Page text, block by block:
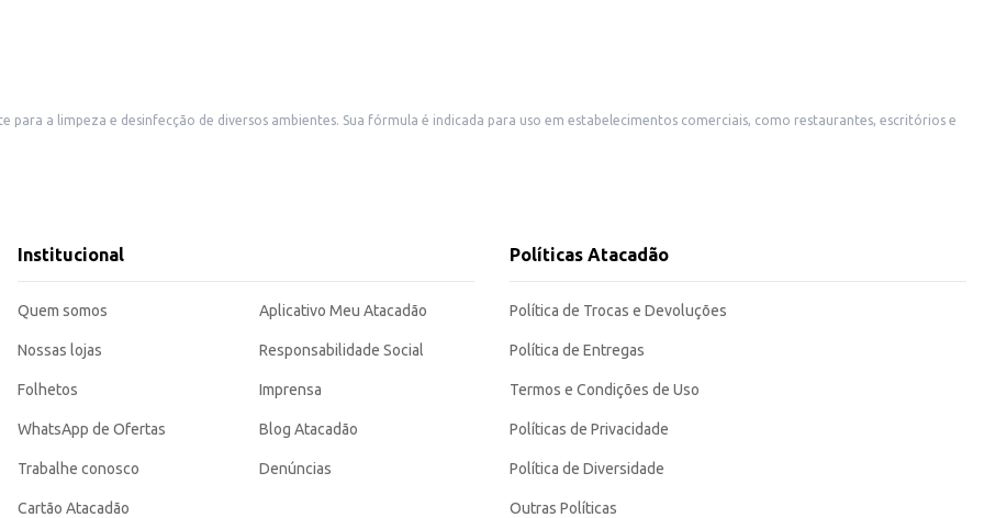
é indicada para uso em estabelecimentos comerciais, como restaurantes, escritórios e
necessidades, contribuindo para um ambiente mais limpo e higiênico. Sua fragrância de eucalipto proporciona uma sensação refrescante após a
Institucional
Quem somos
Nossas lojas
Folhetos
WhatsApp de Ofertas
Trabalhe conosco
Cartão Atacadão
Aplicativo Meu Atacadão
Responsabilidade Social
Imprensa
Blog Atacadão
Denúncias
Políticas Atacadão
Política de Trocas e Devoluções
Política de Entregas
Termos e Condições de Uso
Políticas de Privacidade
Política de Diversidade
Outras Políticas